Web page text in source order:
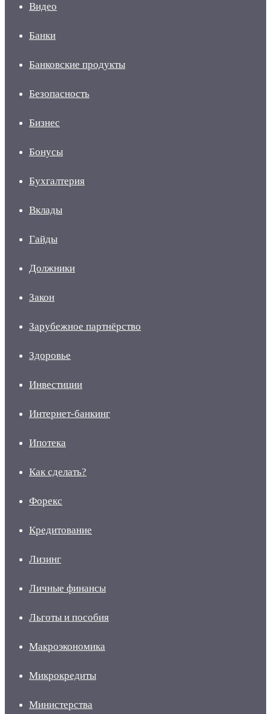
Видео
Банки
Банковские продукты
Безопасность
Бизнес
Бонусы
Бухгалтерия
Вклады
Гайды
Должники
Закон
Зарубежное партнёрство
Здоровье
Инвестиции
Интернет-банкинг
Ипотека
Как сделать?
Форекс
Кредитование
Лизинг
Личные финансы
Льготы и пособия
Макроэкономика
Микрокредиты
Министерства